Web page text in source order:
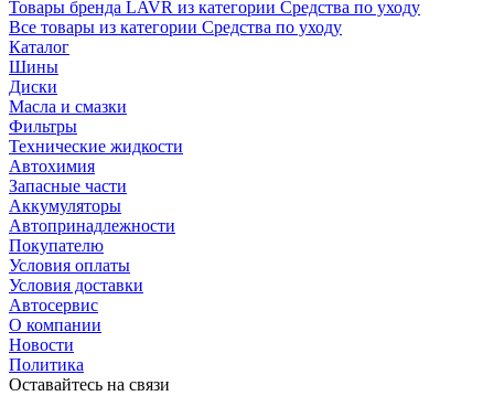
Товары бренда LAVR из категории Средства по уходу
Все товары из категории Средства по уходу
Каталог
Шины
Диски
Масла и смазки
Фильтры
Технические жидкости
Автохимия
Запасные части
Аккумуляторы
Автопринадлежности
Покупателю
Условия оплаты
Условия доставки
Автосервис
О компании
Новости
Политика
Оставайтесь на связи